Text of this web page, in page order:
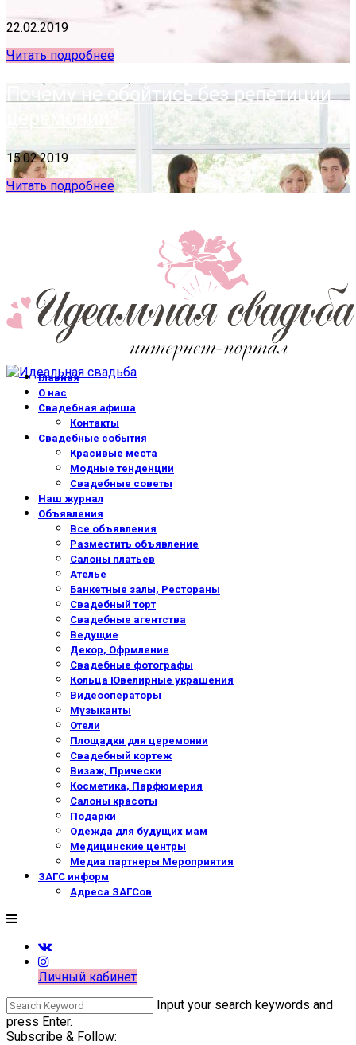
22.02.2019
Читать подробнее
Почему не обойтись без репетиции
церемонии?
15.02.2019
Читать подробнее
Главная
О нас
Свадебная афиша
Контакты
Свадебные события
Красивые места
Модные тенденции
Свадебные советы
Наш журнал
Объявления
Все объявления
Разместить объявление
Салоны платьев
Ателье
Банкетные залы, Рестораны
Свадебный торт
Свадебные агентства
Ведущие
Декор, Офрмление
Свадебные фотографы
Кольца Ювелирные украшения
Видеооператоры
Музыканты
Отели
Площадки для церемонии
Свадебный кортеж
Визаж, Прически
Косметика, Парфюмерия
Салоны красоты
Подарки
Одежда для будущих мам
Медицинские центры
Медиа партнеры Мероприятия
ЗАГС информ
Адреса ЗАГСов
Личный кабинет
Input your search keywords and
press Enter.
Subscribe & Follow: